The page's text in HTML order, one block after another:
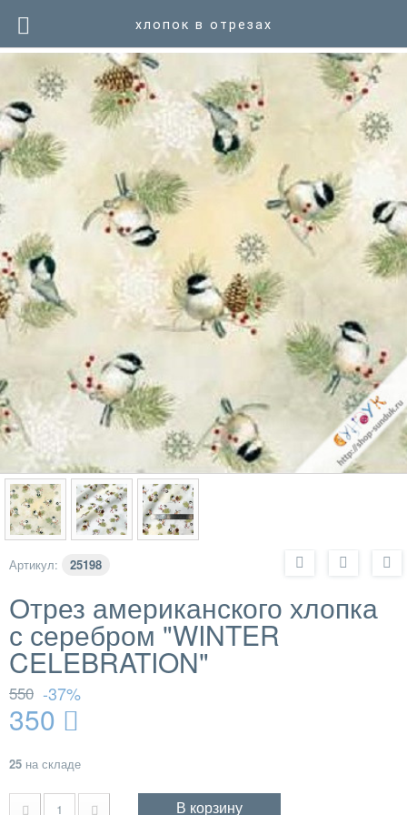
хлопок в отрезах
Артикул: 25198
Отрез американского хлопка
с серебром "WINTER
CELEBRATION"
550 -37%
350
25 на складе
В корзину